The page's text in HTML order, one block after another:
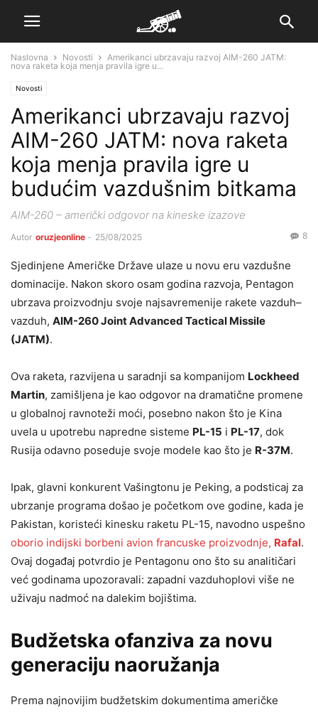
Naslovna Novosti
Amerikanci ubrzavaju razvoj AIM-260 JATM:
nova raketa koja menja pravila igre u...
Novosti
Amerikanci ubrzavaju razvoj
AIM-260 JATM: nova raketa
koja menja pravila igre u
budućim vazdušnim bitkama
AIM-260 – američki odgovor na kineske izazove
Autor oruzjeonline - 25/08/2025 8
Sjedinjene Američke Države ulaze u novu eru vazdušne
dominacije. Nakon skoro osam godina razvoja, Pentagon
ubrzava proizvodnju svoje najsavremenije rakete vazduh–
vazduh, AIM-260 Joint Advanced Tactical Missile
(JATM).
Ova raketa, razvijena u saradnji sa kompanijom Lockheed
Martin, zamišljena je kao odgovor na dramatične promene
u globalnoj ravnoteži moći, posebno nakon što je Kina
uvela u upotrebu napredne sisteme PL-15 i PL-17, dok
Rusija odavno poseduje svoje modele kao što je R-37M.
Ipak, glavni konkurent Vašingtonu je Peking, a podsticaj za
ubrzanje programa došao je početkom ove godine, kada je
Pakistan, koristeći kinesku raketu PL-15, navodno uspešno
oborio indijski borbeni avion francuske proizvodnje, Rafal.
Ovaj događaj potvrdio je Pentagonu ono što su analitičari
već godinama upozoravali: zapadni vazduhoplovi više ne
uživaju nadmoć na dalekim bojištima.
Budžetska ofanziva za novu
generaciju naoružanja
Prema najnovijim budžetskim dokumentima američke